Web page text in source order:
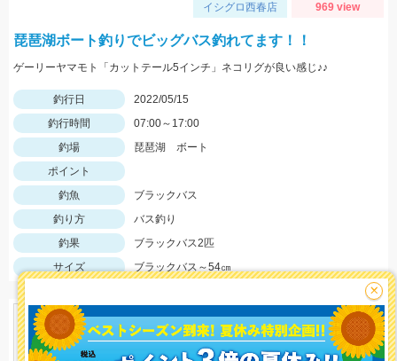
イシグロ西春店 969 view
琵琶湖ボート釣りでビッグバス釣れてます！！
ゲーリーヤマモト「カットテール5インチ」ネコリグが良い感じ♪♪
釣行日
2022/05/15
釣行時間
07:00～17:00
釣場
琵琶湖 ボート
ポイント
釣魚
ブラックバス
釣り方
バス釣り
釣果
ブラックバス2匹
サイズ
ブラックバス～54㎝
×